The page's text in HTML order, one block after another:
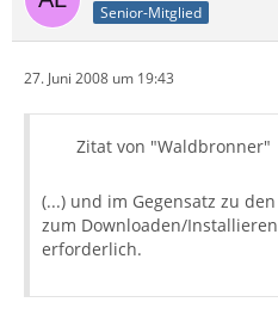
Senior-Mitglied
27. Juni 2008 um 19:43
Zitat von "Waldbronner"
(...) und im Gegensatz zu
zum Downloaden/
erforderlich.